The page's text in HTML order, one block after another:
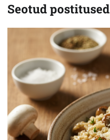
Seotud postitused